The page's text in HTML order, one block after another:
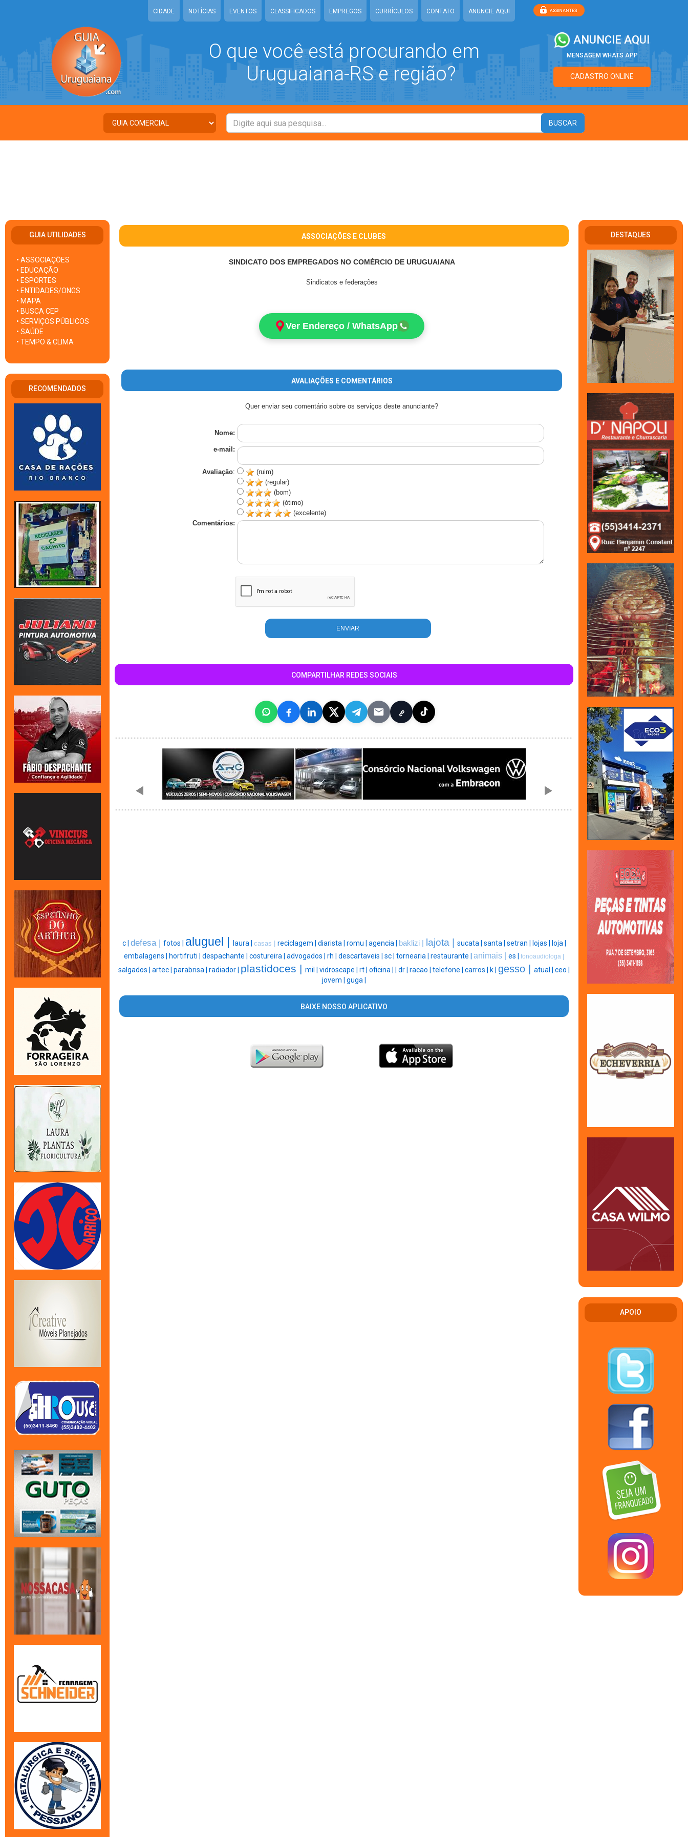
CIDADE NOTÍCIAS EVENTOS CLASSIFICADOS EMPREGOS CURRÍCULOS CONTATO ANUNCIE AQUI
O que você está procurando em
Uruguaiana-RS e região?
ANUNCIE AQUI
MENSAGEM WHATS APP
CADASTRO ONLINE
GUIA UTILIDADES
• ASSOCIAÇÕES
• EDUCAÇÃO
• ESPORTES
• ENTIDADES/ONGS
• MAPA
• BUSCA CEP
• SERVIÇOS PÚBLICOS
• SAÚDE
• TEMPO & CLIMA
RECOMENDADOS
ASSOCIAÇÕES E CLUBES
SINDICATO DOS EMPREGADOS NO COMÉRCIO DE URUGUAIANA
Sindicatos e federações
Ver Endereço / WhatsApp
AVALIAÇÕES E COMENTÁRIOS
Quer enviar seu comentário sobre os serviços deste anunciante?
Nome:
e-mail:
Avaliação:
(ruim)
(regular)
(bom)
(ótimo)
(excelente)
Comentários:
COMPARTILHAR REDES SOCIAIS
c | defesa | fotos | aluguel | laura | casas | reciclagem | diarista | romu | agencia | baklizi | lajota | sucata | santa | setran | lojas |
loja |
embalagens |
hortifruti | despachante | costureira | advogados | rh | descartaveis | sc | tornearia | restaurante | animais | es | fonoaudiologa |
salgados | artec | parabrisa | radiador | plastidoces | mil | vidroscape | rt | oficina | dr | racao | telefone | carros | k | gesso | atual | ceo |
jovem | guga |
BAIXE NOSSO APLICATIVO
DESTAQUES
APOIO